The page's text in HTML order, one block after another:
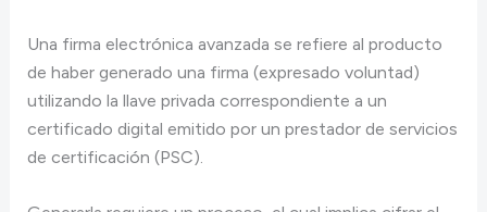
Una firma electrónica avanzada se refiere al producto
de haber generado una firma (expresado voluntad)
utilizando la llave privada correspondiente a un
certificado digital emitido por un prestador de servicios
de certificación (PSC).